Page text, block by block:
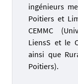
ingénieurs
Poitiers et
CEMMC
LiensS et le
ainsi que
Poitiers).